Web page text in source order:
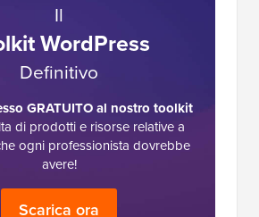
Il
WordPress
Definitivo
GRATUITO al nostro toolkit
di prodotti e risorse relative a
ogni professionista dovrebbe
avere!
Scarica ora